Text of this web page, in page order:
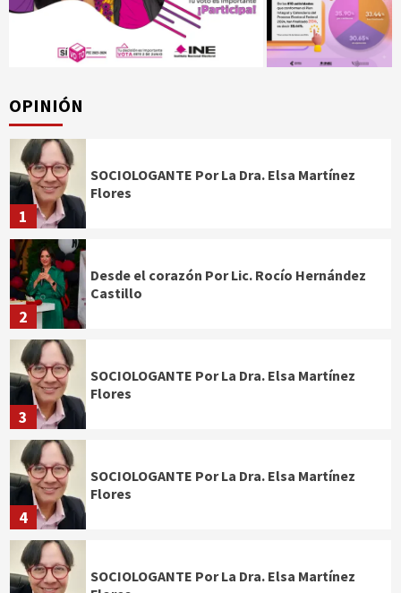
OPINIÓN
1
SOCIOLOGANTE Por La Dra. Elsa Martínez
Flores
2
Desde el corazón Por Lic. Rocío Hernández
Castillo
3
SOCIOLOGANTE Por La Dra. Elsa Martínez
Flores
4
SOCIOLOGANTE Por La Dra. Elsa Martínez
Flores
SOCIOLOGANTE Por La Dra. Elsa Martínez